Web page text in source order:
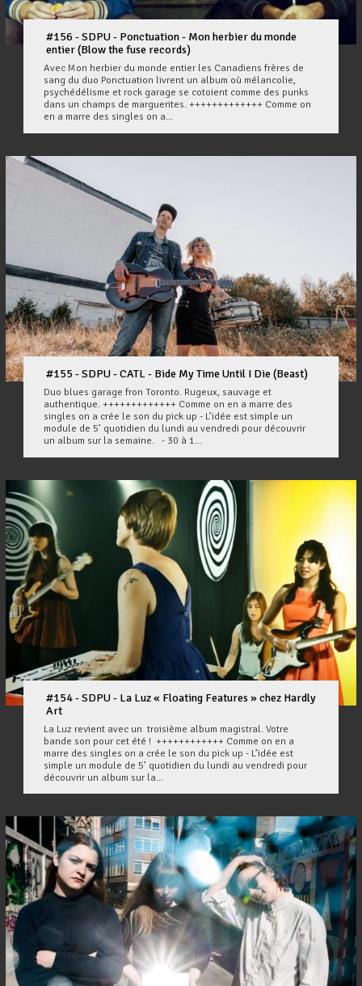
#156 - SDPU - Ponctuation - Mon herbier du monde
entier (Blow the fuse records)
Avec Mon herbier du monde entier les Canadiens frères de
sang du duo Ponctuation livrent un album où mélancolie,
psychédélisme et rock garage se cotoient comme des punks
dans un champs de marguerites. +++++++++++++ Comme on
en a marre des singles on a...
#155 - SDPU - CATL - Bide My Time Until I Die (Beast)
Duo blues garage fron Toronto. Rugeux, sauvage et
authentique. +++++++++++++ Comme on en a marre des
singles on a crée le son du pick up - L’idée est simple un
module de 5’ quotidien du lundi au vendredi pour découvrir
un album sur la semaine. - 30 à 1...
#154 - SDPU - La Luz « Floating Features » chez Hardly
Art
La Luz revient avec un troisième album magistral. Votre
bande son pour cet été ! ++++++++++++ Comme on en a
marre des singles on a crée le son du pick up - L’idée est
simple un module de 5’ quotidien du lundi au vendredi pour
découvrir un album sur la...